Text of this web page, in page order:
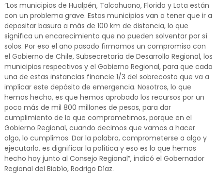
“Los municipios de Hualpén, Talcahuano, Florida y Lota están
con un problema grave. Estos municipios van a tener que ir a
depositar basura a más de 100 km de distancia, lo que
significa un encarecimiento que no pueden solventar por sí
solos. Por eso el año pasado firmamos un compromiso con
el Gobierno de Chile, Subsecretaría de Desarrollo Regional, los
municipios respectivos y el Gobierno Regional, para que cada
una de estas instancias financie 1/3 del sobrecosto que va a
implicar este depósito de emergencia. Nosotros, lo que
hemos hecho, es que hemos aprobado los recursos por un
poco más de mil 800 millones de pesos, para dar
cumplimiento de lo que comprometimos, porque en el
Gobierno Regional, cuando decimos que vamos a hacer
algo, lo cumplimos. Dar la palabra, comprometerse a algo y
ejecutarlo, es dignificar la política y eso es lo que hemos
hecho hoy junto al Consejo Regional”, indicó el Gobernador
Regional del Biobío, Rodrigo Díaz.